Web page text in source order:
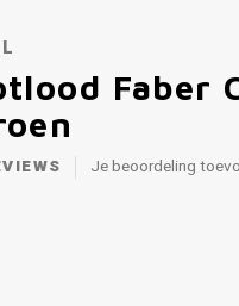
Faber
Je beoordeling